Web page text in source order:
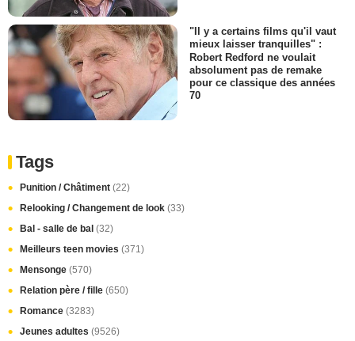
"Il y a certains films qu'il vaut
mieux laisser tranquilles" :
Robert Redford ne voulait
absolument pas de remake
pour ce classique des années
70
Tags
Punition / Châtiment (22)
Relooking / Changement de look (33)
Bal - salle de bal (32)
Meilleurs teen movies (371)
Mensonge (570)
Relation père / fille (650)
Romance (3283)
Jeunes adultes (9526)